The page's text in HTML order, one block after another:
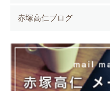
赤塚高仁ブログ